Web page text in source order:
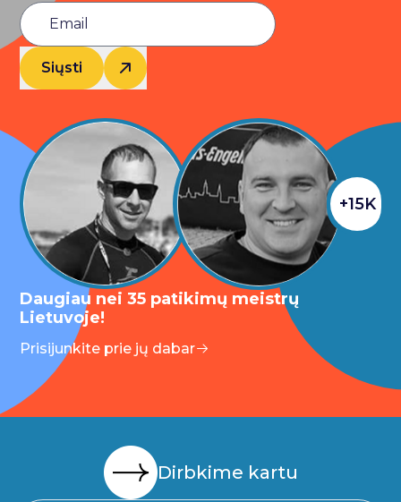
Siųsti
+15K
Daugiau nei 35 patikimų meistrų
Lietuvoje!
Prisijunkite prie jų dabar
Dirbkime kartu